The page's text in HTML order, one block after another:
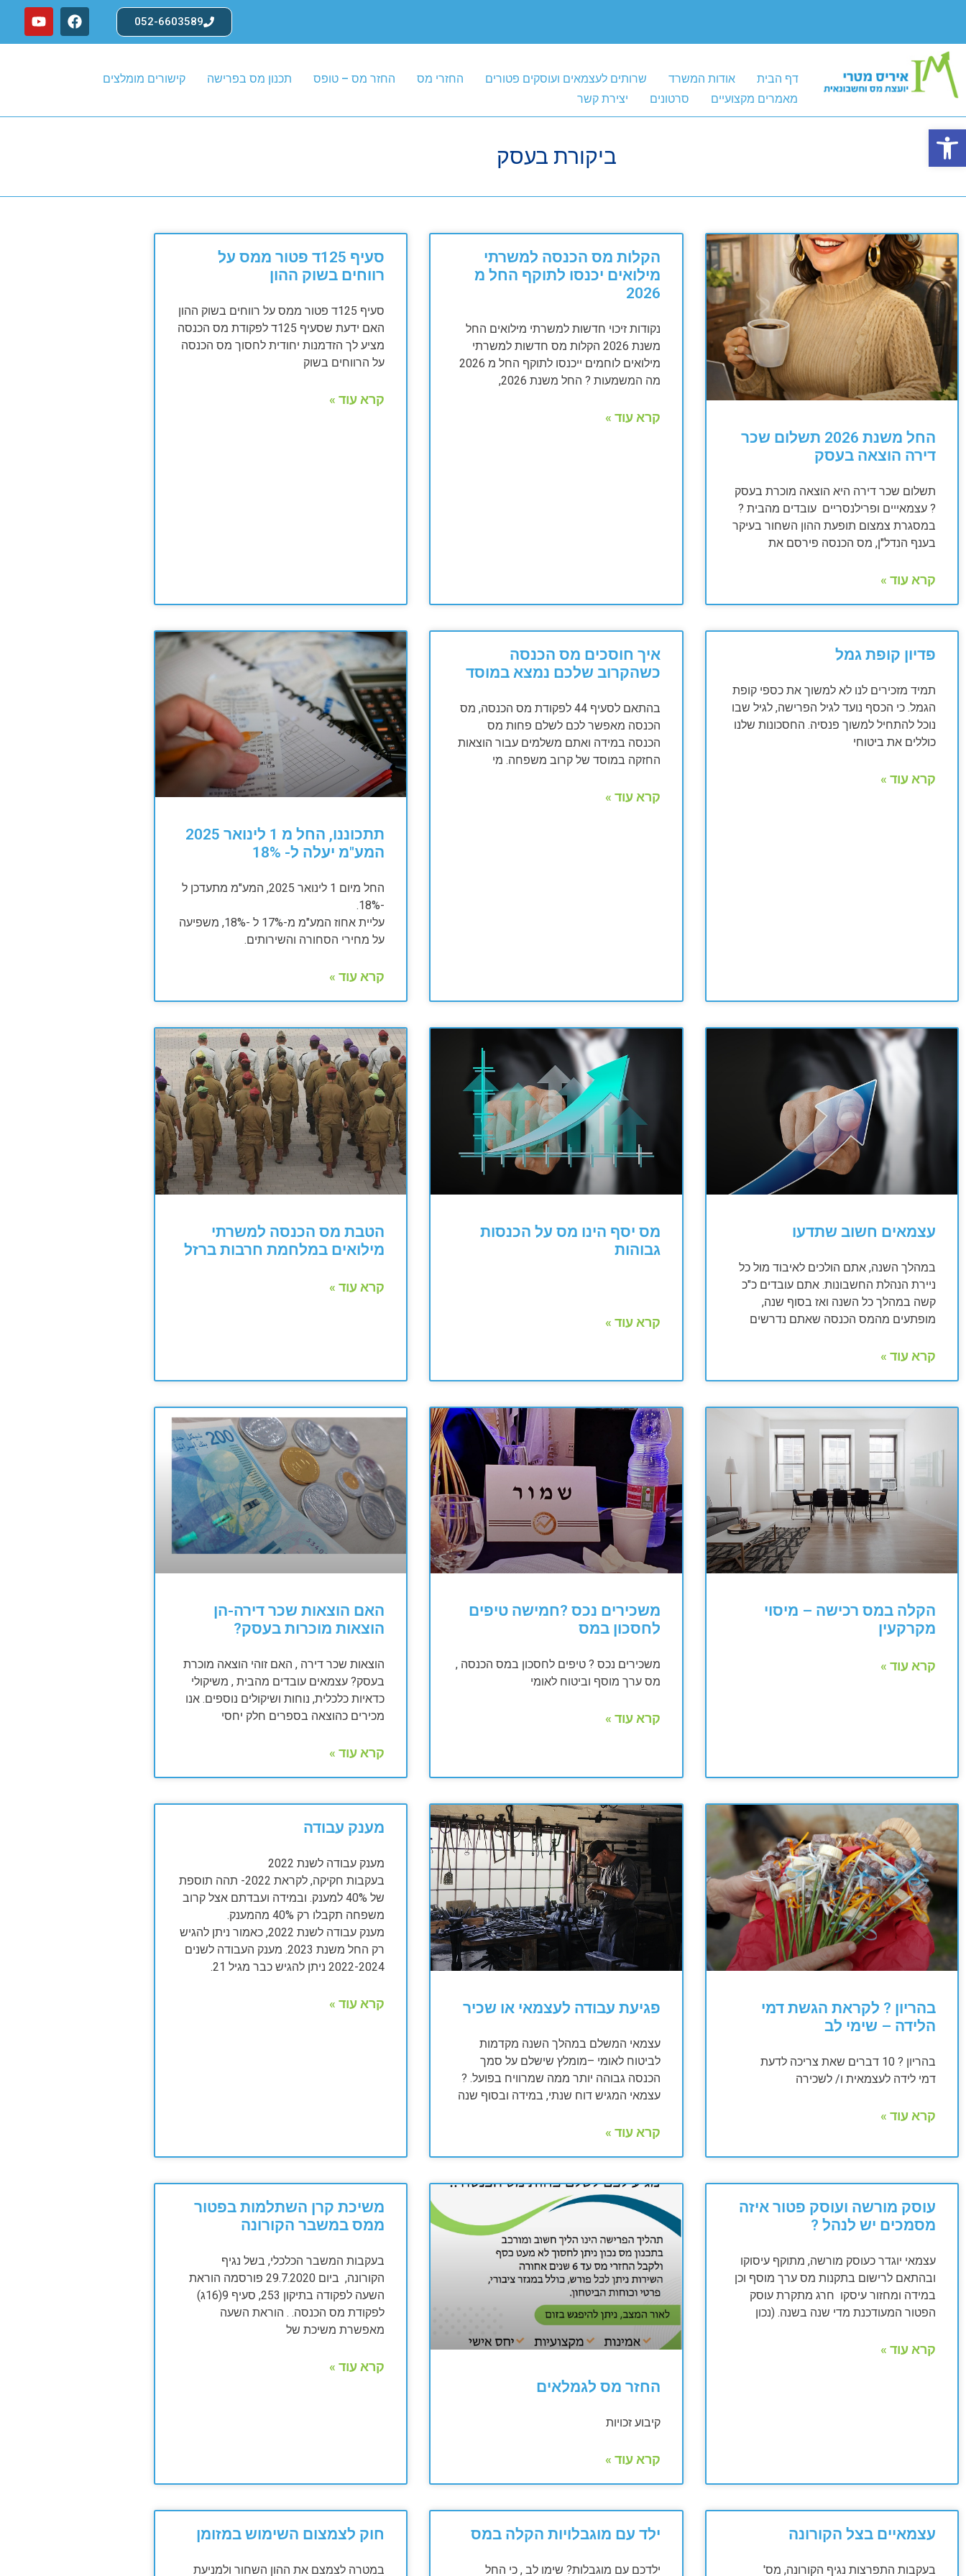
פתח סרגל נגישות
052-6603589
דף הבית אודות המשרד שרותים לעצמאים ועוסקים פטורים החזרי מס החזר מס – טופס תכנון מס בפרישה
קישורים מומלצים
מאמרים מקצועיים
סרטונים יצירת קשר
ביקורת בעסק
החל משנת 2026 תשלום שכר
דירה הוצאה בעסק
תשלום שכר דירה היא הוצאה מוכרת בעסק
? עצמאייים ופרילנסריים עובדים מהבית ?
במסגרת צמצום תופעת ההון השחור בעיקר
בענף הנדל"ן, מס הכנסה פירסם את
קרא עוד »
הקלות מס הכנסה למשרתי
מילואים יכנסו לתוקף החל מ
2026
נקודות זיכוי חדשות למשרתי מילואים החל
משנת 2026 הקלות מס חדשות למשרתי
מילואים לוחמים ייכנסו לתוקף החל מ 2026
מה המשמעות ? החל משנת 2026,
קרא עוד »
סעיף 125ד פטור ממס על
רווחים בשוק ההון
סעיף 125ד פטור ממס על רווחים בשוק ההון
האם ידעת שסעיף 125ד לפקודת מס הכנסה
מציע לך הזדמנות יחודית לחסוך מס הכנסה
על הרווחים בשוק
קרא עוד »
פדיון קופת גמל
תמיד מזכירים לנו לא למשוך את כספי קופת
הגמל. כי הכסף נועד לגיל הפרישה, לגיל שבו
נוכל להתחיל למשוך פנסיה. החסכונות שלנו
כוללים את ביטוחי
קרא עוד »
איך חוסכים מס הכנסה
כשהקרוב שלכם נמצא במוסד
בהתאם לסעיף 44 לפקודת מס הכנסה, מס
הכנסה מאפשר לכם לשלם פחות מס
הכנסה במידה ואתם משלמים עבור הוצאות
החזקה במוסד של קרוב משפחה. מי
קרא עוד »
תתכוננו, החל מ 1 לינואר 2025
המע"מ יעלה ל- 18%
החל מיום 1 לינואר 2025, המע"מ מתעדכן ל
-18%.
עליית אחוז המע"מ מ-17% ל -18%, משפיעה
על מחירי הסחורה והשירותים.
קרא עוד »
עצמאים חשוב שתדעו
במהלך השנה, אתם הולכים לאיבוד מול כל
ניירת הנהלת החשבונות. אתם עובדים כ"כ
קשה במהלך כל השנה ואז בסוף שנה,
מופתעים מהמס הכנסה שאתם נדרשים
קרא עוד »
מס יסף הינו מס על הכנסות
גבוהות
קרא עוד »
הטבת מס הכנסה למשרתי
מילואים במלחמת חרבות ברזל
קרא עוד »
הקלה במס רכישה – מיסוי
מקרקעין
קרא עוד »
משכירים נכס ?חמישה טיפים
לחסכון במס
משכירים נכס ? טיפים לחסכון במס הכנסה ,
מס ערך מוסף וביטוח לאומי
קרא עוד »
האם הוצאות שכר דירה-הן
הוצאות מוכרות בעסק?
הוצאות שכר דירה , האם זוהי הוצאה מוכרת
בעסק? עצמאים עובדים מהבית , משיקולי
כדאיות כלכלית, נוחות ושיקולים נוספים. אנו
מכירים כהוצאה בספרים חלק יחסי
קרא עוד »
בהריון ? לקראת הגשת דמי
הלידה – שימי לב
בהריון ? 10 דברים שאת צריכה לדעת
דמי לידה לעצמאית ו/ לשכירה
קרא עוד »
פגיעת עבודה לעצמאי או שכיר
עצמאי המשלם במהלך השנה מקדמות
לביטוח לאומי –מומלץ שישלם על סמך
הכנסה גבוהה יותר ממה שמרוויח בפועל. ?
עצמאי המגיש דוח שנתי, במידה ובסוף שנה
קרא עוד »
מענק עבודה
מענק עבודה לשנת 2022
בעקבות חקיקה, לקראת 2022- תהה תוספת
של 40% למענק. ובמידה ועבדתם אצל קרוב
משפחה תקבלו רק 40% מהמענק.
מענק עבודה לשנת 2022, כאמור ניתן להגיש
רק החל משנת 2023. מענק העבודה לשנים
2022-2024 ניתן להגיש כבר מגיל 21.
קרא עוד »
עוסק מורשה ועוסק פטור איזה
מסמכים יש לנהל ?
עצמאי יוגדר כעוסק מורשה, מתוקף עיסוקו
ובהתאם לרישום בתקנות מס ערך מוסף וכן
במידה ומחזור עיסקו חרג מתקרת עוסק
הפטור המעודכנת מדי שנה בשנה. (נכון
קרא עוד »
החזר מס לגמלאים
קיבוע זכויות
קרא עוד »
משיכת קרן השתלמות בפטור
ממס במשבר הקורונה
בעקבות המשבר הכלכלי, בשל נגיף
הקורונה, ביום 29.7.2020 פורסמה הוראת
השעה לפקודה בתיקון 253, סעיף 9(16ג)
לפקודת מס הכנסה. . הוראת השעה
מאפשרת משיכת של
קרא עוד »
עצמאיים בצל הקורונה
בעקבות התפרצות נגיף הקורונה, מס'
ילד עם מוגבלויות הקלה במס
ילדכם עם מוגבלות? שימו לב , כי החל
חוק לצמצום השימוש במזומן
במטרה לצמצם את ההון השחור ולמניעת